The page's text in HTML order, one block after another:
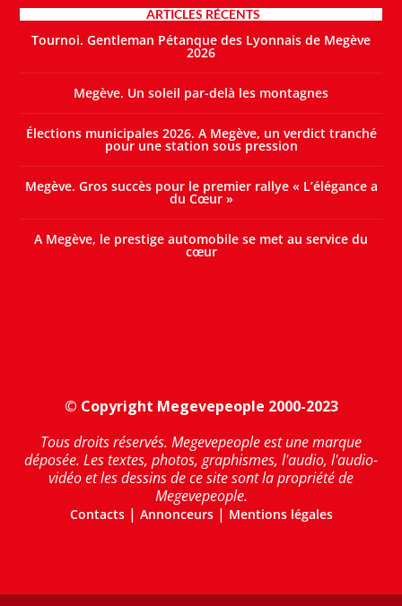
ARTICLES RÉCENTS
Tournoi. Gentleman Pétanque des Lyonnais de Megève
2026
Megève. Un soleil par-delà les montagnes
Élections municipales 2026. A Megève, un verdict tranché
pour une station sous pression
Megève. Gros succès pour le premier rallye « L’élégance a
du Cœur »
A Megève, le prestige automobile se met au service du
cœur
© Copyright Megevepeople 2000-2023
Tous droits réservés. Megevepeople est une marque
déposée. Les textes, photos, graphismes, l'audio, l'audio-
vidéo et les dessins de ce site sont la propriété de
Megevepeople.
Contacts| Annonceurs| Mentions légales